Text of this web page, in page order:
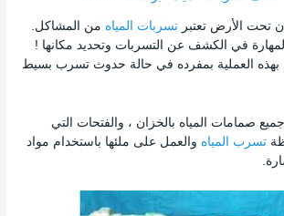
تحت الأرض تعتبرتسربات المياه من المشاكل.
في الكشف عن التسربات وتحديد مكانها !
بهذه العملية بمفرده في حالة حدوث تسرب بسيط
صمامات المياه بالخزان ، والفتحات التي
تسرب المياه والعمل على ملئها باستخدام مواد